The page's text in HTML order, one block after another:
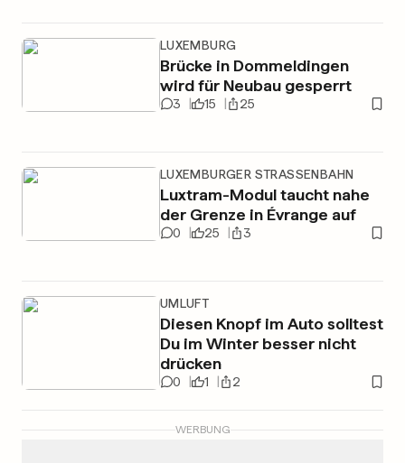
LUXEMBURG
Brücke in Dommeldingen
wird für Neubau gesperrt
3 15 25
LUXEMBURGER STRASSENBAHN
Luxtram-Modul taucht nahe
der Grenze in Évrange auf
0 25 3
UMLUFT
Diesen Knopf im Auto solltest
Du im Winter besser nicht
drücken
0 1 2
WERBUNG